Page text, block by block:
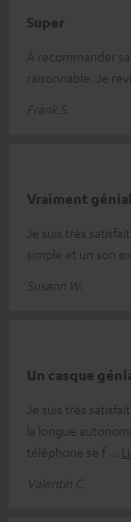
Super
À recommander
raisonnable. Je
Frank S.
Vraiment génial
Je suis très
simple et un son
Susann W.
Un casque
Je suis très
la longue
téléphone se f
Valentin C.